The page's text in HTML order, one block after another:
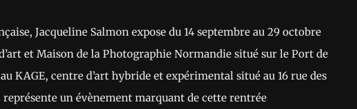
Jacqueline Salmon expose du 14 septembre au 29 octobre
et Maison de la Photographie Normandie situé sur le Port de
KAGE, centre d’art hybride et expérimental situé au 16 rue des
représente un évènement marquant de cette rentrée